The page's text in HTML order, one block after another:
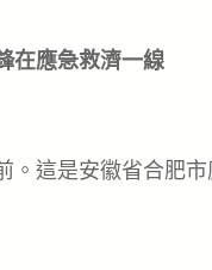
在應急救濟一線
這是安徽省合肥市